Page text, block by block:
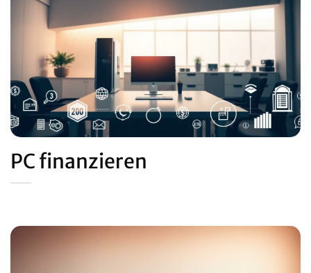
PC finanzieren